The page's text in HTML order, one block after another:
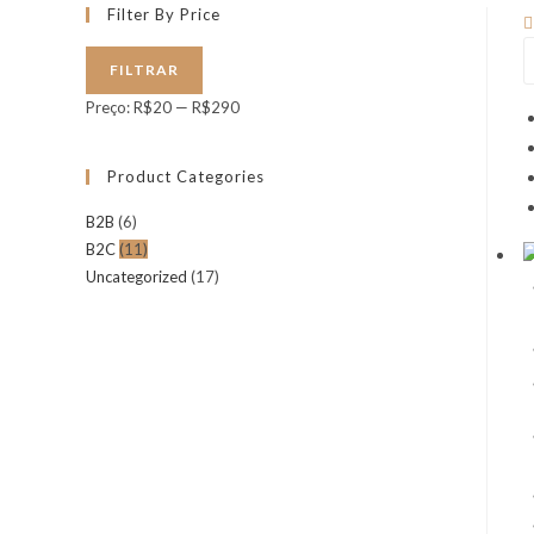
Filter By Price
FILTRAR
Preço:R$20 — R$290
Product Categories
B2B (6)
B2C (11)
Uncategorized (17)